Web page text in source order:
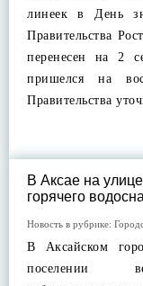
линеек в День
Правительства
перенесен на 2
пришелся на
Правительства
В Аксае на
горячего
Новость в рубрике:
В Аксайском
поселении